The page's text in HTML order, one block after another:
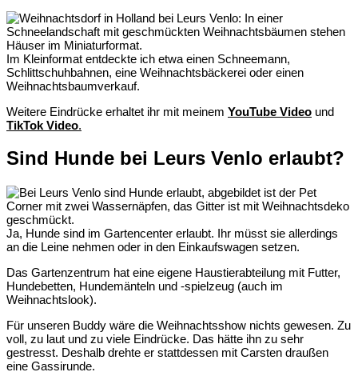
Im Kleinformat entdeckte ich etwa einen Schneemann,
Schlittschuhbahnen, eine Weihnachtsbäckerei oder einen
Weihnachtsbaumverkauf.
Weitere Eindrücke erhaltet ihr mit meinem YouTube Video und
TikTok Video.
Sind Hunde bei Leurs Venlo erlaubt?
Ja, Hunde sind im Gartencenter erlaubt. Ihr müsst sie allerdings
an die Leine nehmen oder in den Einkaufswagen setzen.
Das Gartenzentrum hat eine eigene Haustierabteilung mit Futter,
Hundebetten, Hundemänteln und -spielzeug (auch im
Weihnachtslook).
Für unseren Buddy wäre die Weihnachtsshow nichts gewesen. Zu
voll, zu laut und zu viele Eindrücke. Das hätte ihn zu sehr
gestresst. Deshalb drehte er stattdessen mit Carsten draußen
eine Gassirunde.